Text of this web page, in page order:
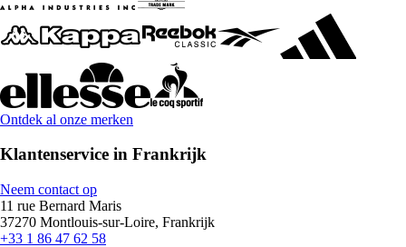
Ontdek al onze merken
Klantenservice in Frankrijk
Neem contact op
11 rue Bernard Maris
37270 Montlouis-sur-Loire, Frankrijk
+33 1 86 47 62 58